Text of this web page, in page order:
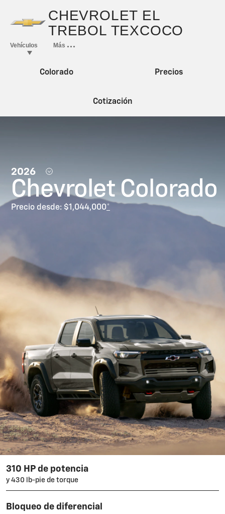
Colorado Precios
Cotización
2026
Chevrolet Colorado
Precio desde: $1,044,000*
310 HP de potencia
y 430 lb-pie de torque
Bloqueo de diferencial